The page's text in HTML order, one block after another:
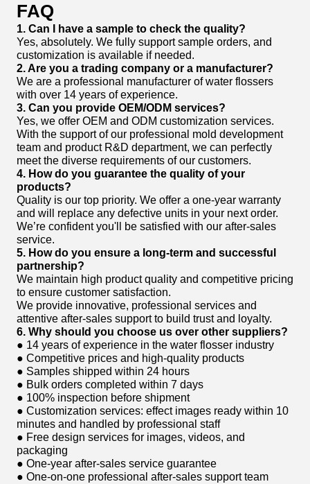
FAQ
1. Can I have a sample to check the quality?
Yes, absolutely. We fully support sample orders, and
customization is available if needed.
2. Are you a trading company or a manufacturer?
We are a professional manufacturer of water flossers
with over 14 years of experience.
3. Can you provide OEM/ODM services?
Yes, we offer OEM and ODM customization services.
With the support of our professional mold development
team and product R&D department, we can perfectly
meet the diverse requirements of our customers.
4. How do you guarantee the quality of your
products?
Quality is our top priority. We offer a one-year warranty
and will replace any defective units in your next order.
We’re confident you'll be satisfied with our after-sales
service.
5. How do you ensure a long-term and successful
partnership?
We maintain high product quality and competitive pricing
to ensure customer satisfaction.
We provide innovative, professional services and
attentive after-sales support to build trust and loyalty.
6. Why should you choose us over other suppliers?
● 14 years of experience in the water flosser industry
● Competitive prices and high-quality products
● Samples shipped within 24 hours
● Bulk orders completed within 7 days
● 100% inspection before shipment
● Customization services: effect images ready within 10
minutes and handled by professional staff
● Free design services for images, videos, and
packaging
● One-year after-sales service guarantee
● One-on-one professional after-sales support team